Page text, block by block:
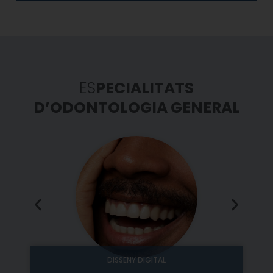
ESPECIALITATS
D’ODONTOLOGIA GENERAL
DISSENY DIGITAL